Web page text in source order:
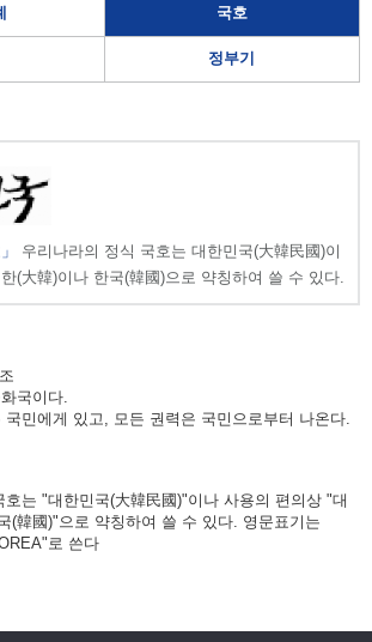
국호
정부기
우리나라의 정식 국호는 대한민국(大韓民國)이
(大韓)이나 한국(韓國)으로 약칭하여 쓸 수 있다.
국이다.
국민에게 있고, 모든 권력은 국민으로부터 나온다.
호는 "대한민국(大韓民國)"이나 사용의 편의상 "대
(韓國)"으로 약칭하여 쓸 수 있다. 영문표기는
로 쓴다